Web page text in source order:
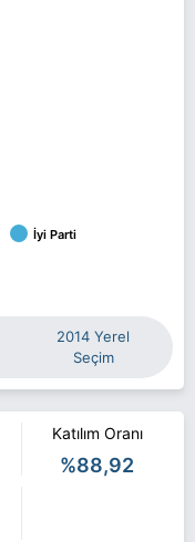
İyi Parti
2014 Yerel
Seçim
Katılım Oranı
%88,92